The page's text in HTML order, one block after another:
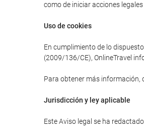
como de iniciar acciones
Uso de cookies
En cumplimiento de lo
(2009/136/CE), OnlineTravel
Para obtener más información,
Jurisdicción y ley aplicable
Este Aviso legal se ha